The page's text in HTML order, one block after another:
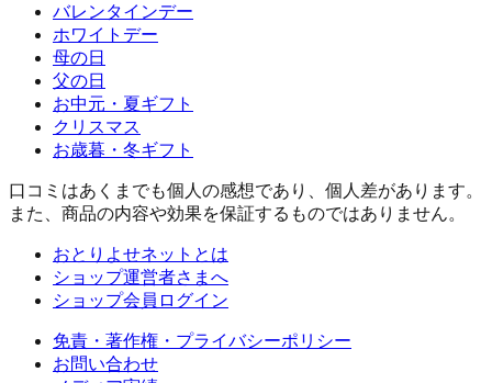
バレンタインデー
ホワイトデー
母の日
父の日
お中元・夏ギフト
クリスマス
お歳暮・冬ギフト
口コミはあくまでも個人の感想であり、個人差があります。
また、商品の内容や効果を保証するものではありません。
おとりよせネットとは
ショップ運営者さまへ
ショップ会員ログイン
免責・著作権・プライバシーポリシー
お問い合わせ